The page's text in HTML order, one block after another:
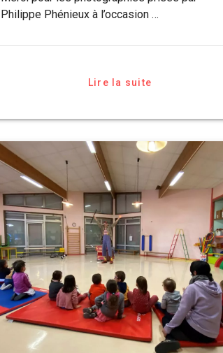
Philippe Phénieux à l’occasion …
Lire la suite